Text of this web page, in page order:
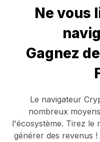
Ne vous
Gagnez
Le navigateur
nombreux
l'écosystème. Tirez le
générer des revenus